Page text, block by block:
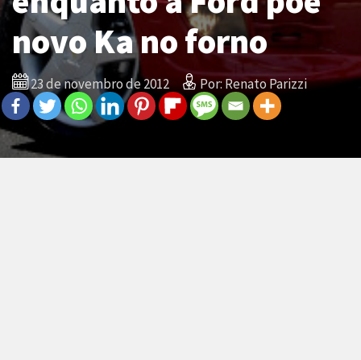
novo Ka no forno
23 de novembro de 2012 Por: Renato Parizzi